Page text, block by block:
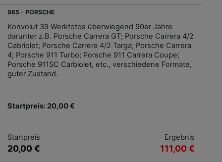
965 - PORSCHE
Konvolut 39 Werkfotos überwiegend 90er Jahre
darunter z.B. Porsche Carrera GT; Porsche Carrera 4/2
Cabriolet; Porsche Carrera 4/2 Targa; Porsche Carrera
4; Porsche 911 Turbo; Porsche 911 Carrera Coupe;
Porsche 911SC Carbiolet, etc., verschiedene Formate,
guter Zustand.
Startpreis: 20,00 €
Startpreis
20,00 €
Ergebnis
111,00 €